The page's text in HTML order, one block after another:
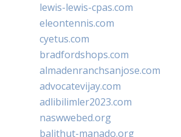
lewis-lewis-cpas.com
eleontennis.com
cyetus.com
bradfordshops.com
almadenranchsanjose.com
advocatevijay.com
adlibilimler2023.com
naswwebed.org
balithut-manado.org